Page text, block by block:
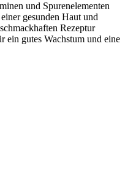
und Spurenelementen
gesunden Haut und
Rezeptur
ein gutes Wachstum und eine